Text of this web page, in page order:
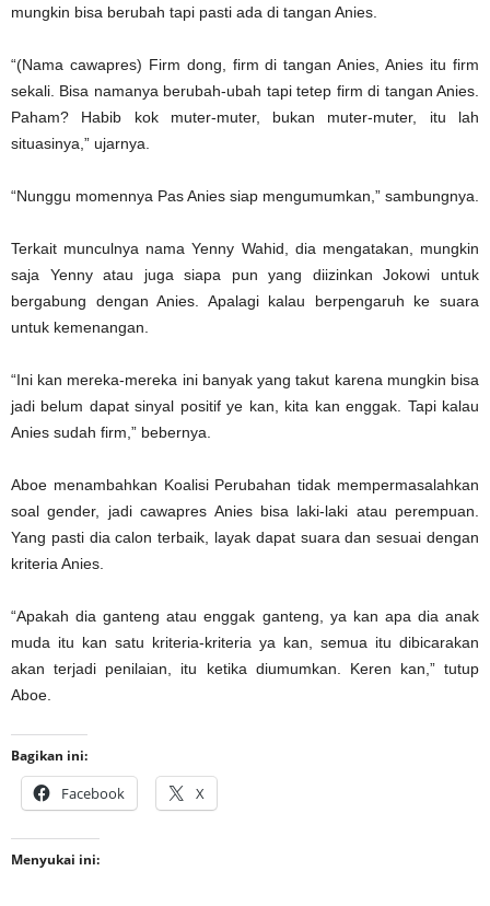
mungkin bisa berubah tapi pasti ada di tangan Anies.
“(Nama cawapres) Firm dong, firm di tangan Anies, Anies itu firm
sekali. Bisa namanya berubah-ubah tapi tetep firm di tangan Anies.
Paham? Habib kok muter-muter, bukan muter-muter, itu lah
situasinya,” ujarnya.
“Nunggu momennya Pas Anies siap mengumumkan,” sambungnya.
Terkait munculnya nama Yenny Wahid, dia mengatakan, mungkin
saja Yenny atau juga siapa pun yang diizinkan Jokowi untuk
bergabung dengan Anies. Apalagi kalau berpengaruh ke suara
untuk kemenangan.
“Ini kan mereka-mereka ini banyak yang takut karena mungkin bisa
jadi belum dapat sinyal positif ye kan, kita kan enggak. Tapi kalau
Anies sudah firm,” bebernya.
Aboe menambahkan Koalisi Perubahan tidak mempermasalahkan
soal gender, jadi cawapres Anies bisa laki-laki atau perempuan.
Yang pasti dia calon terbaik, layak dapat suara dan sesuai dengan
kriteria Anies.
“Apakah dia ganteng atau enggak ganteng, ya kan apa dia anak
muda itu kan satu kriteria-kriteria ya kan, semua itu dibicarakan
akan terjadi penilaian, itu ketika diumumkan. Keren kan,” tutup
Aboe.
Bagikan ini:
Facebook X
Menyukai ini: